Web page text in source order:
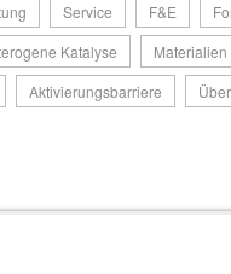
Service F&E
Katalyse Materialien
Aktivierungsbarriere